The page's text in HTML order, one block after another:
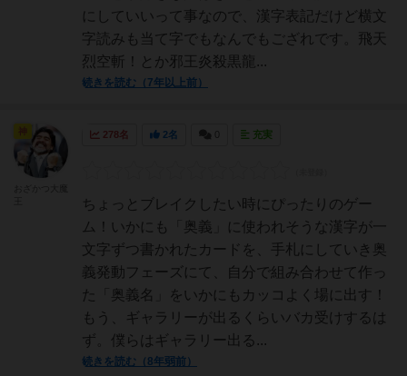
にしていいって事なので、漢字表記だけど横文
字読みも当て字でもなんでもござれです。飛天
烈空斬！とか邪王炎殺黒龍...
続きを読む（7年以上前）
278名 2名 充実
ちょっとブレイクしたい時にぴったりのゲー
ム！いかにも「奥義」に使われそうな漢字が一
文字ずつ書かれたカードを、手札にしていき奥
義発動フェーズにて、自分で組み合わせて作っ
た「奥義名」をいかにもカッコよく場に出す！
もう、ギャラリーが出るくらいバカ受けするは
ず。僕らはギャラリー出る...
続きを読む（8年弱前）
神